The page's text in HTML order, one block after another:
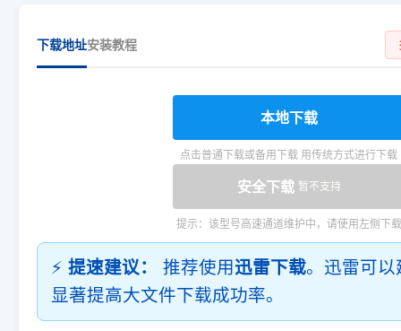
下载地址安装教程
本地下载
点击普通下载或备用下载 用传统方式进行下载
安全下载 暂不支持
提示：该型号高速通道维护中，请使用左侧下载
⚡ 提速建议： 推荐使用迅雷下载。迅雷可
显著提高大文件下载成功率。